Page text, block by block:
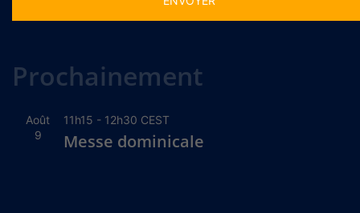
Prochainement
Août
9
11h15 - 12h30 CEST
Messe dominicale